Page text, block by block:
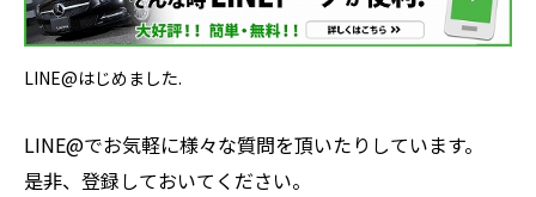
LINE@はじめました.
LINE@でお気軽に様々な質問を頂いたりしています。
是非、登録しておいてください。